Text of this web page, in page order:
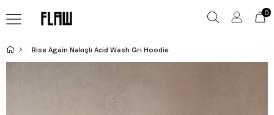
0
Rise Again Nakışlı Acid Wash Gri Hoodie